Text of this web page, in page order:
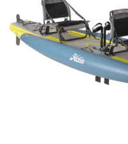
hvězdiček.